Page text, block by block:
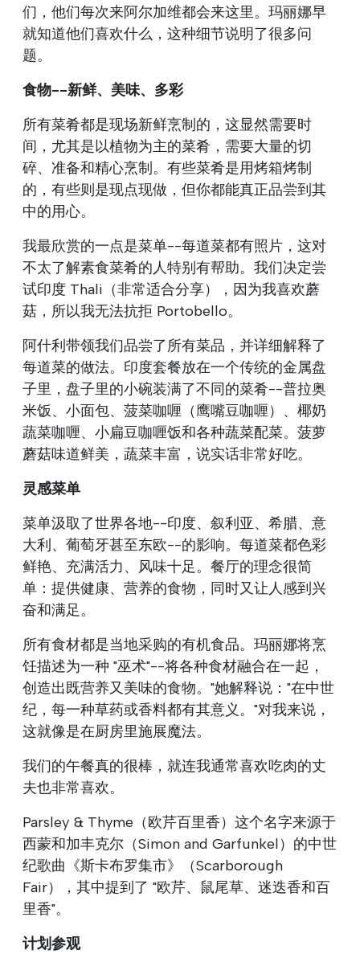
们，他们每次来阿尔加维都会来这里。玛丽娜早
就知道他们喜欢什么，这种细节说明了很多问
题。
食物--新鲜、美味、多彩
所有菜肴都是现场新鲜烹制的，这显然需要时
间，尤其是以植物为主的菜肴，需要大量的切
碎、准备和精心烹制。有些菜肴是用烤箱烤制
的，有些则是现点现做，但你都能真正品尝到其
中的用心。
我最欣赏的一点是菜单--每道菜都有照片，这对
不太了解素食菜肴的人特别有帮助。我们决定尝
试印度 Thali（非常适合分享），因为我喜欢蘑
菇，所以我无法抗拒 Portobello。
阿什利带领我们品尝了所有菜品，并详细解释了
每道菜的做法。印度套餐放在一个传统的金属盘
子里，盘子里的小碗装满了不同的菜肴--普拉奥
米饭、小面包、菠菜咖喱（鹰嘴豆咖喱）、椰奶
蔬菜咖喱、小扁豆咖喱饭和各种蔬菜配菜。菠萝
蘑菇味道鲜美，蔬菜丰富，说实话非常好吃。
灵感菜单
菜单汲取了世界各地--印度、叙利亚、希腊、意
大利、葡萄牙甚至东欧--的影响。每道菜都色彩
鲜艳、充满活力、风味十足。餐厅的理念很简
单：提供健康、营养的食物，同时又让人感到兴
奋和满足。
所有食材都是当地采购的有机食品。玛丽娜将烹
饪描述为一种 "巫术"--将各种食材融合在一起，
创造出既营养又美味的食物。"她解释说："在中世
纪，每一种草药或香料都有其意义。"对我来说，
这就像是在厨房里施展魔法。
我们的午餐真的很棒，就连我通常喜欢吃肉的丈
夫也非常喜欢。
Parsley & Thyme（欧芹百里香）这个名字来源于
西蒙和加丰克尔（Simon and Garfunkel）的中世
纪歌曲《斯卡布罗集市》（Scarborough
Fair），其中提到了 "欧芹、鼠尾草、迷迭香和百
里香"。
计划参观